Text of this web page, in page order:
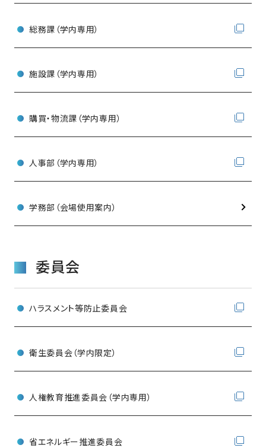
総務課（学内専用）
施設課（学内専用）
購買・物流課（学内専用）
人事部（学内専用）
学務部（会場使用案内）
委員会
ハラスメント等防止委員会
衛生委員会（学内限定）
人権教育推進委員会（学内専用）
省エネルギー推進委員会